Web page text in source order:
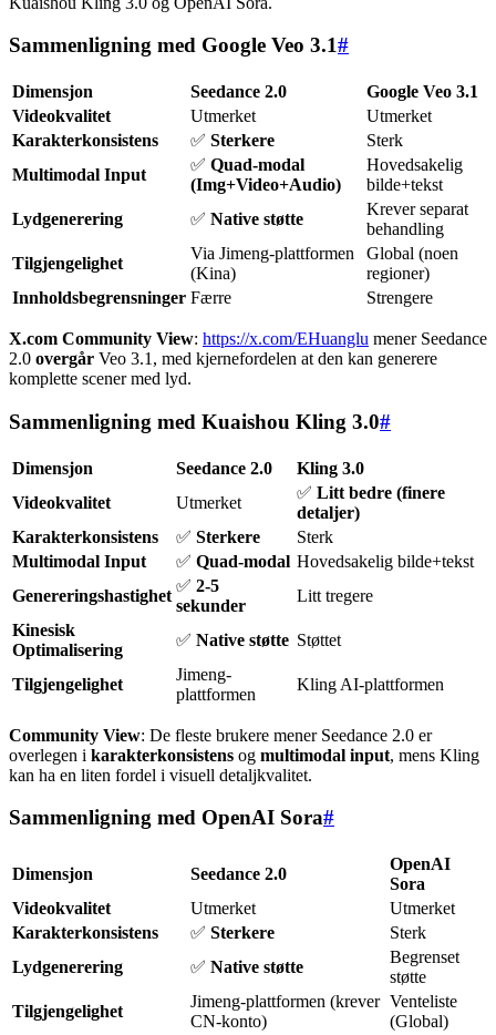
Sammenligning med Google Veo 3.1#
Dimensjon Seedance 2.0
Google Veo 3.1
Videokvalitet
Utmerket
Utmerket
Karakterkonsistens
✅ Sterkere
Sterk
Multimodal Input
✅ Quad-modal
(Img+Video+Audio)
Hovedsakelig
bilde+tekst
Lydgenerering
✅ Native støtte
Krever separat
behandling
Tilgjengelighet
Via Jimeng-plattformen
(Kina)
Global (noen
regioner)
Innholdsbegrensninger Færre Strengere
X.com Community View: https://x.com/EHuanglu mener Seedance
2.0 overgår Veo 3.1, med kjernefordelen at den kan generere
komplette scener med lyd.
Sammenligning med Kuaishou Kling 3.0#
Dimensjon Seedance 2.0
Kling 3.0
Videokvalitet
Utmerket
✅ Litt bedre (finere
detaljer)
Karakterkonsistens
✅ Sterkere
Sterk
Multimodal Input
✅ Quad-modal Hovedsakelig bilde+tekst
Genereringshastighet
✅ 2-5
sekunder
Litt tregere
Kinesisk
Optimalisering
✅ Native støtte Støttet
Tilgjengelighet
Jimeng-
plattformen
Kling AI-plattformen
Community View: De fleste brukere mener Seedance 2.0 er
overlegen i karakterkonsistens og multimodal input, mens Kling
kan ha en liten fordel i visuell detaljkvalitet.
Sammenligning med OpenAI Sora#
Dimensjon Seedance 2.0
OpenAI
Sora
Videokvalitet
Utmerket
Utmerket
Karakterkonsistens
✅ Sterkere
Sterk
Lydgenerering
✅ Native støtte
Begrenset
støtte
Tilgjengelighet
Jimeng-plattformen (krever
CN-konto)
Venteliste
(Global)